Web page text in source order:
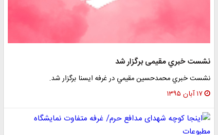
نشست خبري مقیمی برگزار شد
نشست خبري محمدحسين مقيمي در غرفه ايسنا برگزار شد.
۱۷ آبان ۱۳۹۵